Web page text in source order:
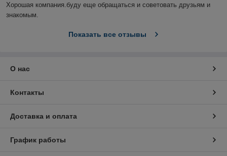
Хорошая компания.буду еще обращаться и советовать друзьям и
знакомым.
Показать все отзывы
О нас
Контакты
Доставка и оплата
График работы